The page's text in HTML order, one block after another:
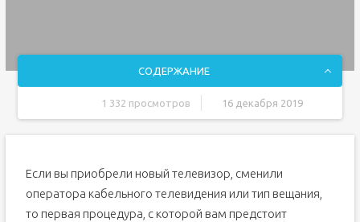
СОДЕРЖАНИЕ
1 332 просмотров 16 декабря 2019
Как автоматически настроить каналы на телевизоре
Если вы приобрели новый телевизор, сменили
оператора кабельного телевидения или тип вещания,
то первая процедура, с которой вам предстоит